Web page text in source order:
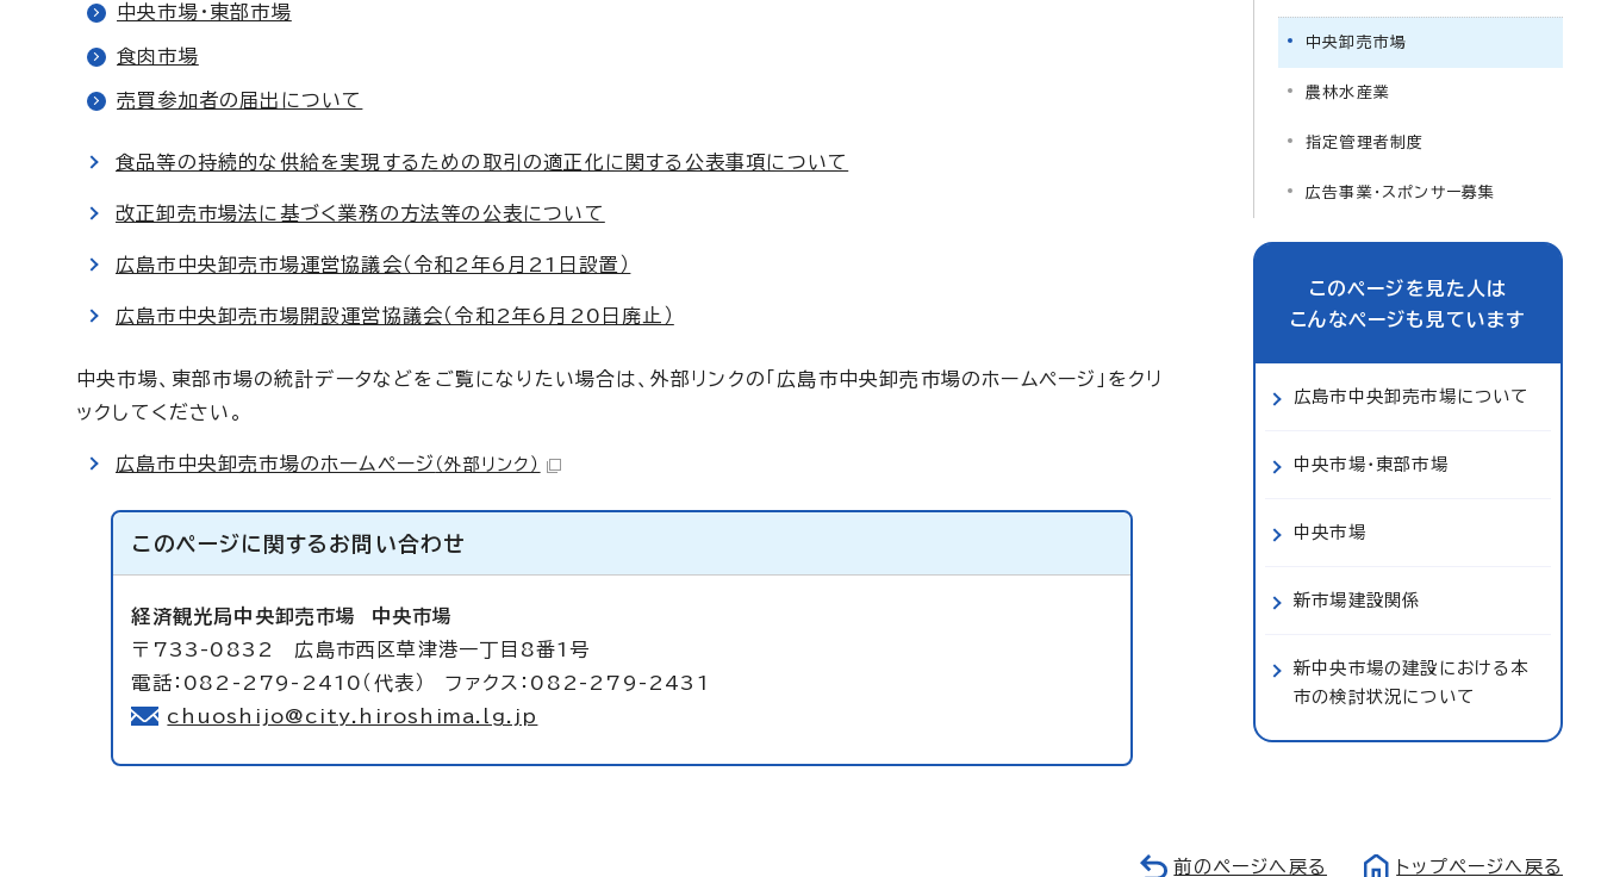
中央市場・東部市場
食肉市場
売買参加者の届出について
食品等の持続的な供給を実現するための取引の適正化に関する公表事項について
改正卸売市場法に基づく業務の方法等の公表について
広島市中央卸売市場運営協議会（令和2年6月21日設置）
広島市中央卸売市場開設運営協議会（令和2年6月20日廃止）
中央市場、東部市場の統計データなどをご覧になりたい場合は、外部リンクの「広島市中央卸売市場のホームページ」をクリ
ックしてください。
広島市中央卸売市場のホームページ （外部リンク）
このページに関する お問い合わせ
経済観光局中央卸売市場 中央市場
〒733-0832 広島市西区草津港一丁目8番1号
電話：082-279-2410（代表） ファクス：082-279-2431
chuoshijo@city.hiroshima.lg.jp
中央卸売市場
農林水産業
指定管理者制度
広告事業・スポンサー募集
このページを見た人は
こんなページも見ています
広島市中央卸売市場について
中央市場・東部市場
中央市場
新市場建設関係
新中央市場の建設における本
市の検討状況について
前のページへ戻る トップページへ戻る